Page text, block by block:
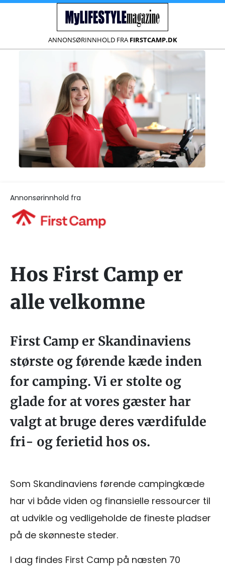
ANNONSØRINNHOLD FRA FIRSTCAMP.DK
Annonsørinnhold fra
Hos First Camp er
alle velkomne
First Camp er Skandinaviens
største og førende kæde inden
for camping. Vi er stolte og
glade for at vores gæster har
valgt at bruge deres værdifulde
fri- og ferietid hos os.
Som Skandinaviens førende campingkæde
har vi både viden og finansielle ressourcer til
at udvikle og vedligeholde de fineste pladser
på de skønneste steder.
I dag findes First Camp på næsten 70